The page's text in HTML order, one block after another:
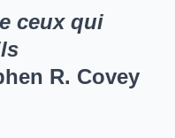
ceux qui
R. Covey